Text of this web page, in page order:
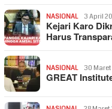
NASIONAL 3 April
Kejari Karo
Harus
NASIONAL 30
GREAT